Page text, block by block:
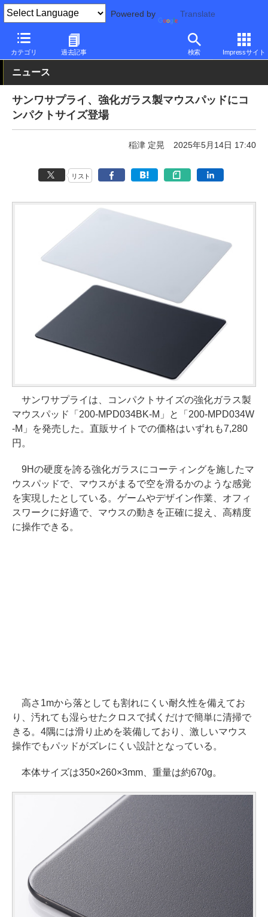
Powered by Translate
カテゴリ 過去記事 検索 Impressサイト
PC Watch 半導体/周辺機器 その他
ニュース
サンワサプライ、強化ガラス製マウスパッドにコ
ンパクトサイズ登場
稲津 定晃 2025年5月14日 17:40
リスト
サンワサプライは、コンパクトサイズの強化ガラス製
マウスパッド「200-MPD034BK-M」と「200-MPD034W
-M」を発売した。直販サイトでの価格はいずれも7,280
円。
9Hの硬度を誇る強化ガラスにコーティングを施したマ
ウスパッドで、マウスがまるで空を滑るかのような感覚
を実現したとしている。ゲームやデザイン作業、オフィ
スワークに好適で、マウスの動きを正確に捉え、高精度
に操作できる。
高さ1mから落としても割れにくい耐久性を備えてお
り、汚れても湿らせたクロスで拭くだけで簡単に清掃で
きる。4隅には滑り止めを装備しており、激しいマウス
操作でもパッドがズレにくい設計となっている。
本体サイズは350×260×3mm、重量は約670g。